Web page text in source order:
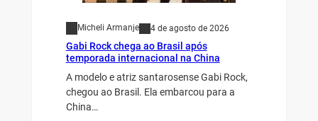
Micheli Armanje 4 de agosto de 2026
Gabi Rock chega ao Brasil após
temporada internacional na China
A modelo e atriz santarosense Gabi Rock,
chegou ao Brasil. Ela embarcou para a
China…